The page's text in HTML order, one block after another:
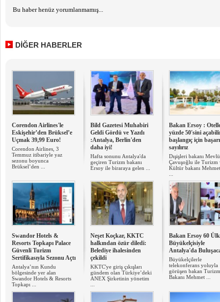
Bu haber henüz yorumlanmamış...
DİĞER HABERLER
Corendon Airlines'le
Eskişehir’den Brüksel’e
Uçmak 39,99 Euro!
Corendon Airlines, 3
Temmuz itibariyle yaz
sezonu boyunca
Brüksel’den ...
Bild Gazetesi Muhabiri
Geldi Gördü ve Yazdı
:Antalya, Berlin'den
daha iyi!
Hafta sonunu Antalya'da
geçiren Turizm bakanı
Ersoy ile biraraya gelen ...
Bakan Ersoy :
yüzde 50'sini
başlangıç için
sayılırız
Dışişleri bakanı
Çavuşoğlu ile Turizm
Kültür bakanı
Swandor Hotels &
Resorts Topkapı Palace
Güvenli Turizm
Sertifikasıyla Sezonu Açtı
Antalya’nın Kundu
bölgesinde yer alan
Swandor Hotels & Resorts
Topkapı ...
Neşet Koçkar, KKTC
halkından özür diledi:
Belediye ihalesinden
çekildi
KKTC'ye giriş çıkışları
gündem olan Türkiye’deki
ANEX Şirketinin yönetim
Bakan Ersoy 60
Büyükelçisiyle
Antalya'da
Büyükelçilerle
telekonferans yoluyla
görüşen bakan Turizm
Bakanı Mehmet ...